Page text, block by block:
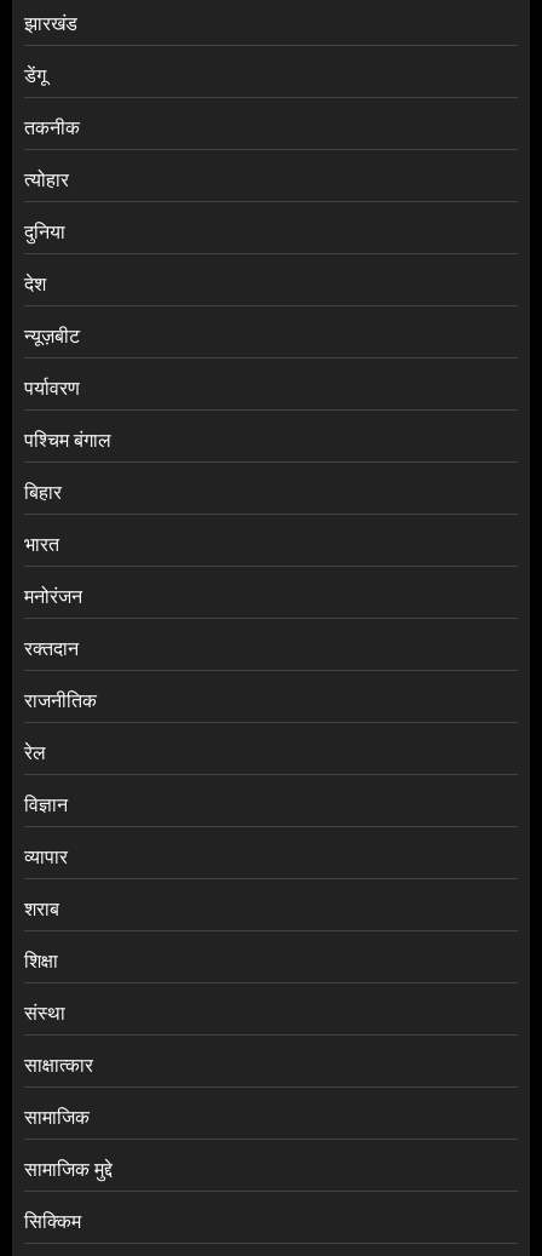
झारखंड
डेंगू
तकनीक
त्योहार
दुनिया
देश
न्यूज़बीट
पर्यावरण
पश्चिम बंगाल
बिहार
भारत
मनोरंजन
रक्तदान
राजनीतिक
रेल
विज्ञान
व्यापार
शराब
शिक्षा
संस्था
साक्षात्कार
सामाजिक
सामाजिक मुद्दे
सिक्किम